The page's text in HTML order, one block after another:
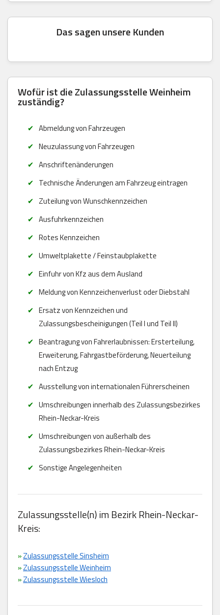
Das sagen unsere Kunden
Wofür ist die Zulassungsstelle Weinheim
zuständig?
Abmeldung von Fahrzeugen
Neuzulassung von Fahrzeugen
Anschriftenänderungen
Technische Änderungen am Fahrzeug eintragen
Zuteilung von Wunschkennzeichen
Ausfuhrkennzeichen
Rotes Kennzeichen
Umweltplakette / Feinstaubplakette
Einfuhr von Kfz aus dem Ausland
Meldung von Kennzeichenverlust oder Diebstahl
Ersatz von Kennzeichen und
Zulassungsbescheinigungen (Teil I und Teil II)
Beantragung von Fahrerlaubnissen: Ersterteilung,
Erweiterung, Fahrgastbeförderung, Neuerteilung
nach Entzug
Ausstellung von internationalen Führerscheinen
Umschreibungen innerhalb des Zulassungsbezirkes
Rhein-Neckar-Kreis
Umschreibungen von außerhalb des
Zulassungsbezirkes Rhein-Neckar-Kreis
Sonstige Angelegenheiten
Zulassungsstelle(n) im Bezirk Rhein-Neckar-
Kreis:
»Zulassungsstelle Sinsheim
»Zulassungsstelle Weinheim
»Zulassungsstelle Wiesloch